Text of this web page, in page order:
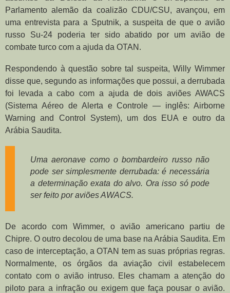
Parlamento alemão da coalizão CDU/CSU, avançou, em
uma entrevista para a Sputnik, a suspeita de que o avião
russo Su-24 poderia ter sido abatido por um avião de
combate turco com a ajuda da OTAN.
Respondendo à questão sobre tal suspeita, Willy Wimmer
disse que, segundo as informações que possui, a derrubada
foi levada a cabo com a ajuda de dois aviões AWACS
(Sistema Aéreo de Alerta e Controle — inglês: Airborne
Warning and Control System), um dos EUA e outro da
Arábia Saudita.
Uma aeronave como o bombardeiro russo não
pode ser simplesmente derrubada: é necessária
a determinação exata do alvo. Ora isso só pode
ser feito por aviões AWACS.
De acordo com Wimmer, o avião americano partiu de
Chipre. O outro decolou de uma base na Arábia Saudita. Em
caso de interceptação, a OTAN tem as suas próprias regras.
Normalmente, os órgãos da aviação civil estabelecem
contato com o avião intruso. Eles chamam a atenção do
piloto para a infração ou exigem que faça pousar o avião.